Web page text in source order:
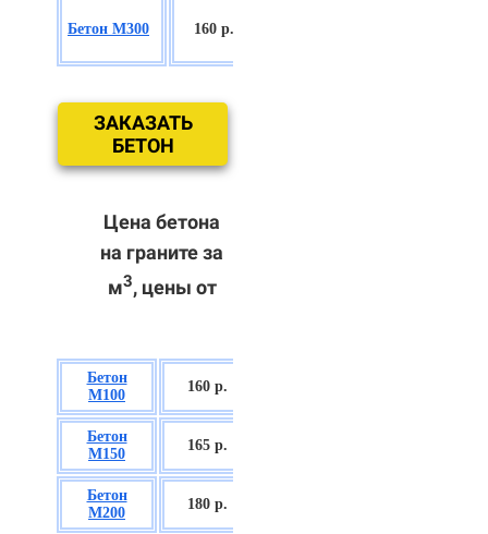
Бетон М300 160 р.
ЗАКАЗАТЬ
БЕТОН
Цена бетона
на граните за
м3, цены от
Бетон
М100
160 р.
Бетон
М150
165 р.
Бетон
М200
180 р.